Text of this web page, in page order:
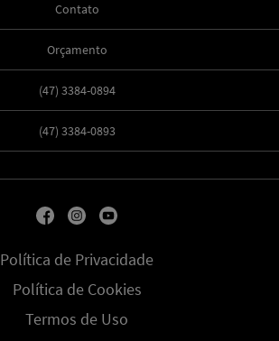
Contato
Orçamento
(47) 3384-0894
(47) 3384-0893
Política de Privacidade
Política de Cookies
Termos de Uso